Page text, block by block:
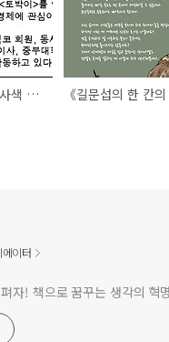
《길문섭의 한 칸의 사색 11》 언어폭력
이터
자! 책으로 꿈꾸는 생각의 혁